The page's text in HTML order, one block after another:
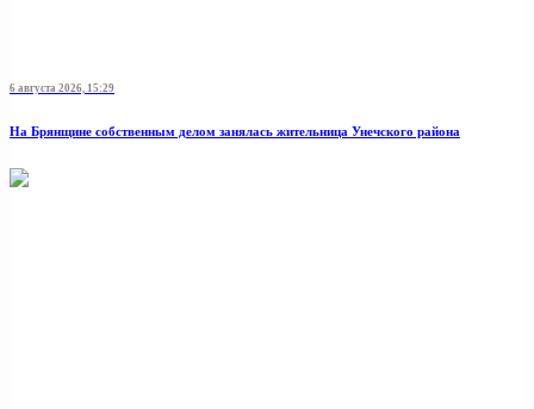
6 августа 2026, 15:29
На Брянщине собственным делом занялась жительница Унечского района